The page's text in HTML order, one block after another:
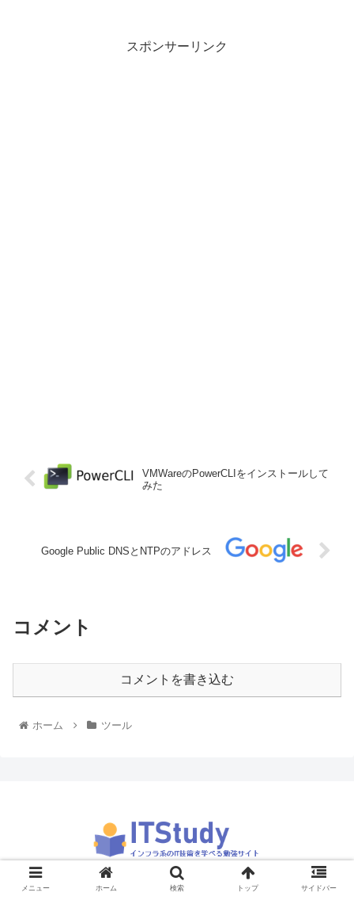
スポンサーリンク
VMWareのPowerCLIをインストールして
みた
Google Public DNSとNTPのアドレス
コメント
コメントを書き込む
ホーム ツール
© 2019 ITStudy.
メニュー ホーム 検索 トップ サイドバー